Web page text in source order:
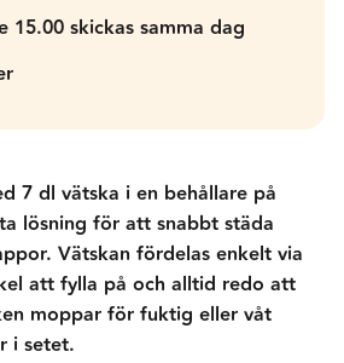
15.00 skickas samma dag
7 dl vätska i en behållare på
lösning för att snabbt städa
Vätskan fördelas enkelt via
att fylla på och alltid redo att
moppar för fuktig eller våt
i setet.